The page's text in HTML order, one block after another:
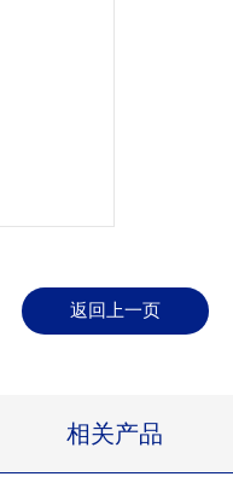
返回上一页
相关产品